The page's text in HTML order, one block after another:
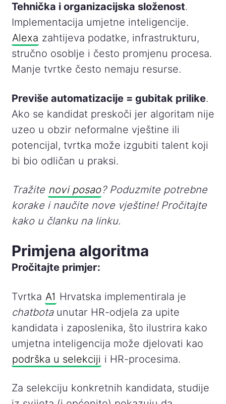
Tehnička i organizacijska složenost.
Implementacija umjetne inteligencije.
Alexa zahtijeva podatke, infrastrukturu,
stručno osoblje i često promjenu procesa.
Manje tvrtke često nemaju resurse.
Previše automatizacije = gubitak prilike.
Ako se kandidat preskoči jer algoritam nije
uzeo u obzir neformalne vještine ili
potencijal, tvrtka može izgubiti talent koji
bi bio odličan u praksi.
Tražite novi posao? Poduzmite potrebne
korake i naučite nove vještine! Pročitajte
kako u članku na linku.
Primjena algoritma
Pročitajte primjer:
Tvrtka A1 Hrvatska implementirala je
chatbotaunutar HR-odjela za upite
kandidata i zaposlenika, što ilustrira kako
umjetna inteligencija može djelovati kao
podrška u selekciji i HR-procesima.
Za selekciju konkretnih kandidata, studije